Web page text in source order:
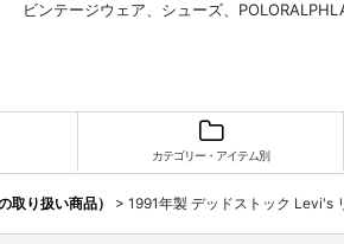
ビンテージウェア、シューズ、
カテゴリー・アイテム別
取り扱い商品） > 1991年製 デッドストック Levi's